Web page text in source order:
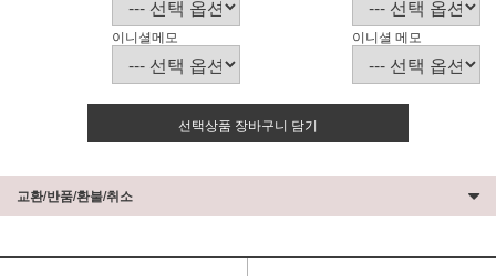
이니셜메모 이니셜 메모
선택상품 장바구니 담기
교환/반품/환불/취소